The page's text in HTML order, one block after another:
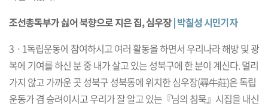
조선총독부가 싫어 북향으로 지은 집, 심우장| 박칠성 시민기자
3ㆍ1독립운동에 참여하시고 여러 활동을 하면서 우리나라 해방 및 광
복에 기여를 하신 분 중 내가 살고 있는 성북구에 한 분이 계신다. 멀리
가지 않고 가까운 곳 성북구 성북동에 위치한 심우장(尋牛莊)은 독립
운동가 겸 승려이시고 우리가 잘 알고 있는『님의 침묵』시집을 내신